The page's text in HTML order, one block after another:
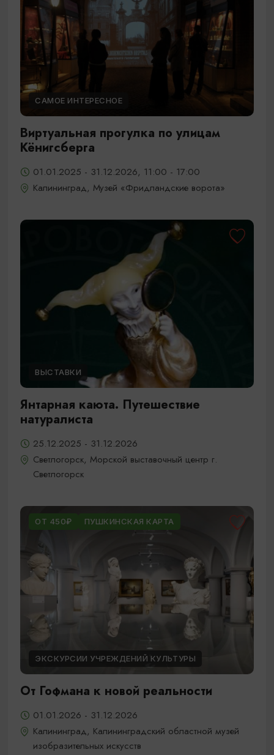
САМОЕ ИНТЕРЕСНОЕ
Виртуальная прогулка по улицам
Кёнигсберга
01.01.2025 - 31.12.2026, 11:00 - 17:00
Калининград, Музей «Фридландские ворота»
ВЫСТАВКИ
Янтарная каюта. Путешествие
натуралиста
25.12.2025 - 31.12.2026
Светлогорск, Морской выставочный центр г.
Светлогорск
ОТ 450₽ ПУШКИНСКАЯ КАРТА
ЭКСКУРСИИ УЧРЕЖДЕНИЙ КУЛЬТУРЫ
От Гофмана к новой реальности
01.01.2026 - 31.12.2026
Калининград, Калининградский областной музей
изобразительных искусств